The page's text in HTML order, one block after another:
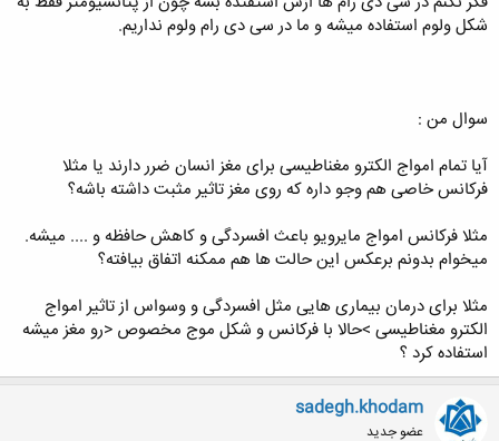
شکل ولوم استفاده میشه و ما در سی دی رام ولوم نداریم.
سوال من :
آیا تمام امواج الکترو مغناطیسی برای مغز انسان ضرر دارند یا مثلا
فرکانس خاصی هم وجو داره که روی مغز تاثیر مثبت داشته باشه؟
مثلا فرکانس امواج مایرویو باعث افسردگی و کاهش حافظه و .... میشه.
میخوام بدونم برعکس این حالت ها هم ممکنه اتفاق بیافته؟
مثلا برای درمان بیماری هایی مثل افسردگی و وسواس از تاثیر امواج
الکترو مغناطیسی >حالا با فرکانس و شکل موج مخصوص <رو مغز میشه
استفاده کرد ؟
sadegh.khodam
عضو جدید